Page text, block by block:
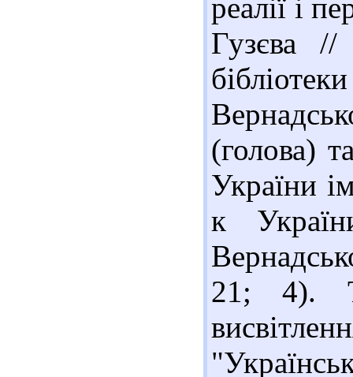
реалії і
Гузєва //
(голова)
України
к
21; 4).